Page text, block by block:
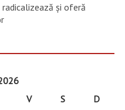
radicalizează și oferă
V S
D